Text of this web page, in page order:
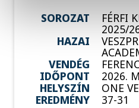
SOROZAT FÉRFI
2025/
HAZAI
VENDÉG
IDŐPONT
2026.
HELYSZÍN
ONE
EREDMÉNY
37-31